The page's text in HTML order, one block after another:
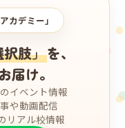
カデミー」
肢」を、
届け。
イベント情報
や動画配信
リアル校情報